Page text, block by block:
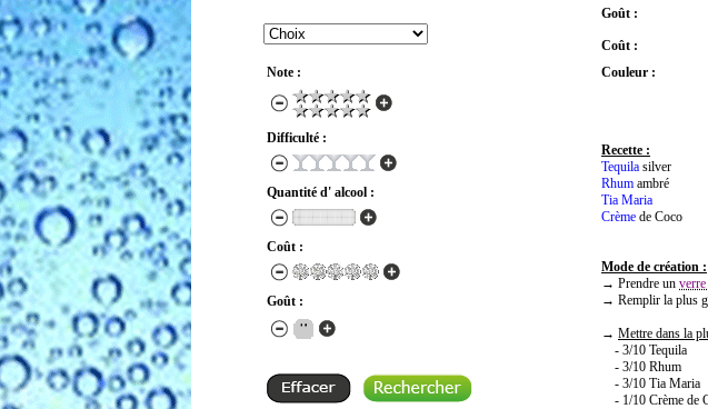
Note :
Difficulté :
Quantité d' alcool :
Coût :
Goût :
Goût :
Coût :
Couleur :
Recette :
Tequila silver
Rhum ambré
Tia Maria
Crème de Coco
Mode de création :
→ Prendre un
→ Remplir la plus
→ Mettre dans la
- 3/10 Tequila
- 3/10 Rhum
- 3/10 Tia Maria
- 1/10 Crème de